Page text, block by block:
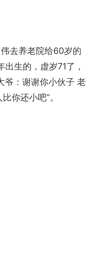
去养老院给60岁的
生的，虚岁71了，
爷：谢谢你小伙子 老
你还小吧”。